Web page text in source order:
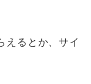
えるとか、サイ